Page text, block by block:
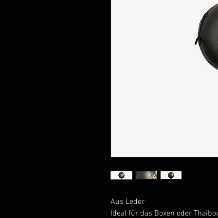
Aus Leder
Ideal für das Boxen oder